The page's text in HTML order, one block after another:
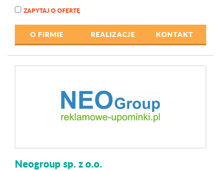
ZAPYTAJ O OFERTĘ
O FIRMIE REALIZACJE KONTAKT
Neogroup sp. z o.o.